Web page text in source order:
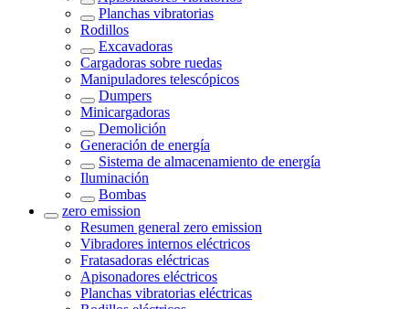
Planchas vibratorias
Rodillos
Excavadoras
Cargadoras sobre ruedas
Manipuladores telescópicos
Dumpers
Minicargadoras
Demolición
Generación de energía
Sistema de almacenamiento de energía
Iluminación
Bombas
zero emission
Resumen general zero emission
Vibradores internos eléctricos
Fratasadoras eléctricas
Apisonadores eléctricos
Planchas vibratorias eléctricas